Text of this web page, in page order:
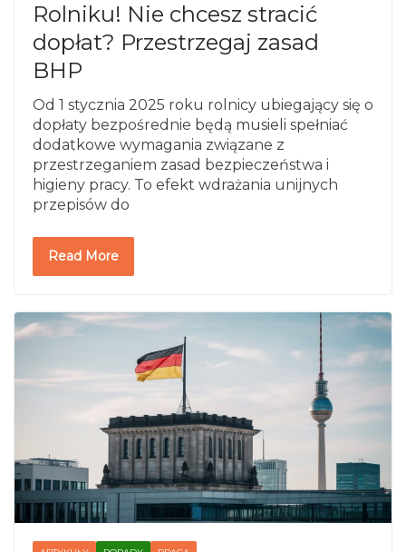
Rolniku! Nie chcesz stracić
dopłat? Przestrzegaj zasad
BHP
Od 1 stycznia 2025 roku rolnicy ubiegający się o
dopłaty bezpośrednie będą musieli spełniać
dodatkowe wymagania związane z
przestrzeganiem zasad bezpieczeństwa i
higieny pracy. To efekt wdrażania unijnych
przepisów do
Read More